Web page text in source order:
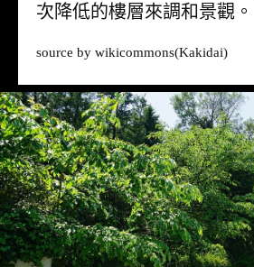
次降低的樓層來調和景觀。
source by wikicommons(Kakidai)